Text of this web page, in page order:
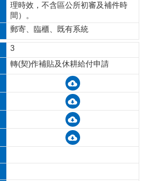
理時效，不含區公所初審及補件時
間）。
郵寄、臨櫃、既有系統
3
轉(契)作補貼及休耕給付申請